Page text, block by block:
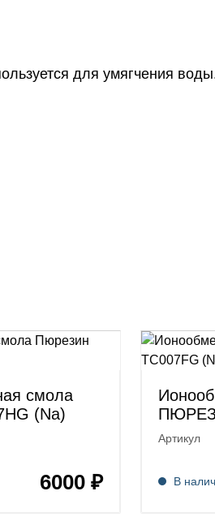
для умягчения
смола
(Na)
6000 ₽
Артикул
В